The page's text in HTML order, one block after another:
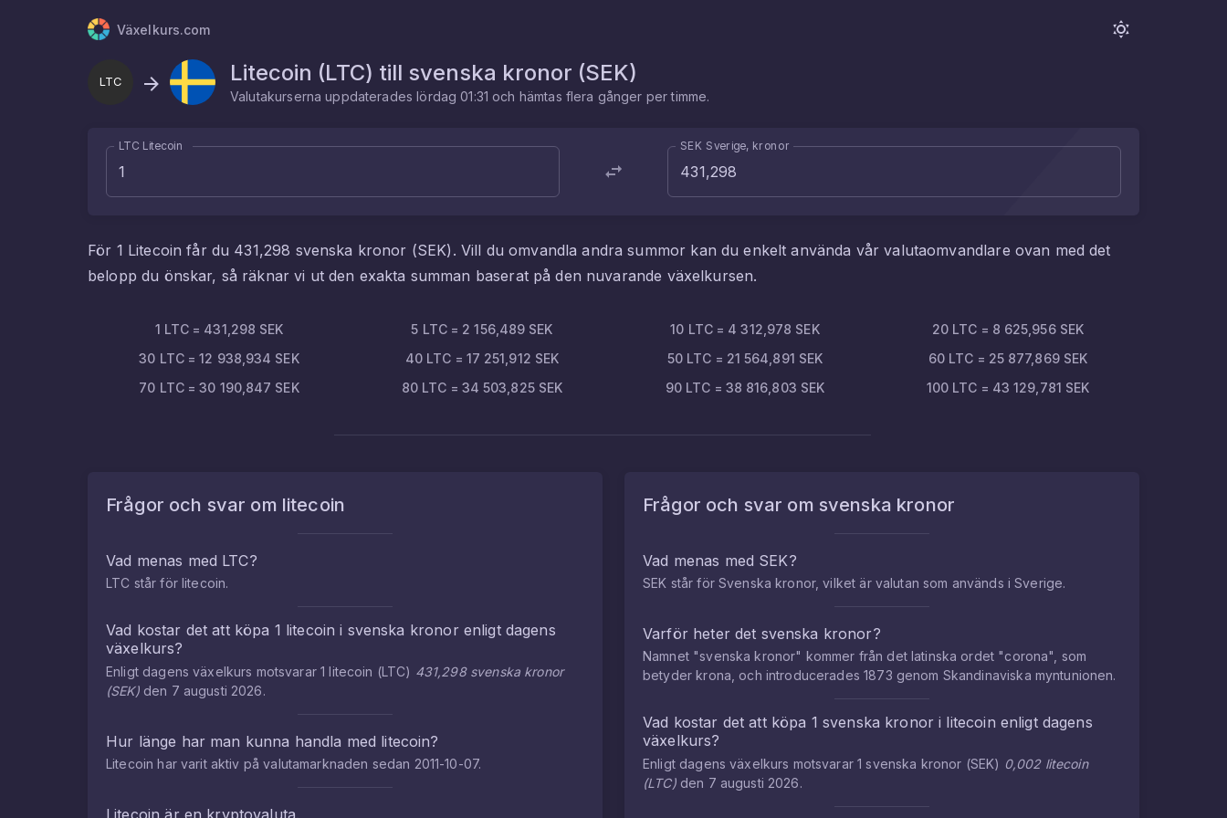
Växelkurs.com
LTC Litecoin (LTC) till svenska kronor (SEK)
Valutakurserna uppdateradeslördag 01:31 och hämtas flera gånger per timme.
LTC Litecoin SEK Sverige, kronor
För 1 Litecoin får du 431,298 svenska kronor (SEK). Vill du omvandla andra summor kan du enkelt använda vår valutaomvandlare ovan med det
belopp du önskar, så räknar vi ut den exakta summan baserat på den nuvarande växelkursen.
1 LTC = 431,298 SEK 5 LTC= 2 156,489 SEK 10 LTC= 4 312,978 SEK 20 LTC = 8 625,956 SEK
30 LTC=12 938,934 SEK 40 LTC = 17 251,912 SEK 50 LTC = 21 564,891 SEK 60 LTC = 25 877,869 SEK
70 LTC=30 190,847 SEK 80 LTC = 34 503,825 SEK 90 LTC = 38 816,803 SEK 100 LTC = 43 129,781 SEK
Frågor och svar om litecoin
Vad menas med LTC?
LTC står för litecoin.
Vad kostar det att köpa 1 litecoin i svenska kronorenligt dagens
växelkurs?
Enligt dagens växelkurs motsvarar1litecoin (LTC) 431,298 svenska kronor
(SEK)den 7 augusti 2026.
Hur länge har man kunna handla med litecoin?
Litecoin har varit aktiv på valutamarknaden sedan 2011-10-07.
Litecoin är en kryptovaluta.
Frågor och svar om svenska kronor
Vad menas med SEK?
SEK står för Svenska kronor, vilket är valutan som används i Sverige.
Varför heter det svenska kronor?
Namnet "svenska kronor" kommer från det latinska ordet "corona", som
betyder krona, och introducerades 1873 genom Skandinaviska myntunionen.
Vad kostar det att köpa 1 svenska kronor i litecoin enligt dagens
växelkurs?
Enligt dagens växelkurs motsvarar1svenska kronor (SEK) 0,002 litecoin
(LTC)den 7 augusti 2026.